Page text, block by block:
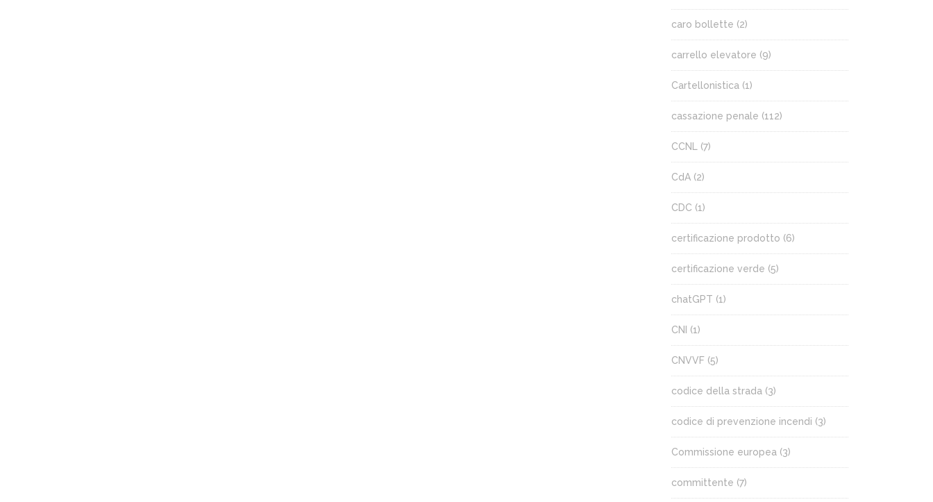
caro bollette (2)
carrello elevatore (9)
Cartellonistica (1)
cassazione penale (112)
CCNL (7)
CdA (2)
CDC (1)
certificazione prodotto (6)
certificazione verde (5)
chatGPT (1)
CNI (1)
CNVVF (5)
codice della strada (3)
codice di prevenzione incendi (3)
Commissione europea (3)
committente (7)